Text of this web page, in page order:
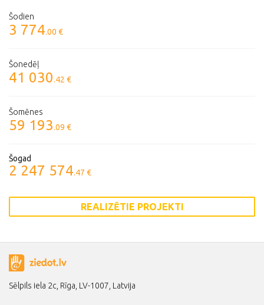
Šodien
3 774.00 €
Šonedēļ
41 030.42 €
Šomēnes
59 193.09 €
Šogad
2 247 574.47 €
REALIZĒTIE PROJEKTI
Sēlpils iela 2c, Rīga, LV-1007, Latvija